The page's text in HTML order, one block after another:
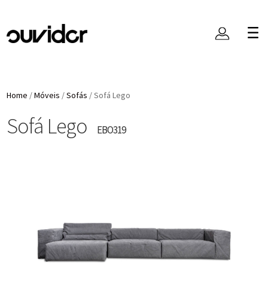
Home /Móveis /Sofás /Sofá Lego
Sofá Lego EBO319